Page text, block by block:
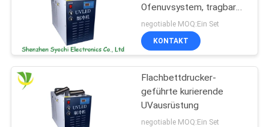
SITEMAP
PRIVACY
POLICY
Ofenuvsystem, tragbare
kurierende UVausrüstung
für Dekorations-Industrie
negotiable MOQ:Ein Set
KONTAKT
Flachbettdrucker-
geführte kurierende
UVausrüstung
negotiable MOQ:Ein Set